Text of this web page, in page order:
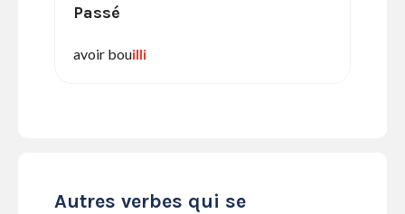
Passé
avoir bouilli
Autres verbes qui se